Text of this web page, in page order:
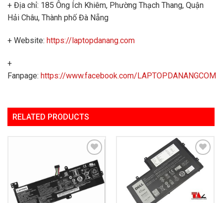
+ Địa chỉ: 185 Ông Ích Khiêm, Phường Thạch Thang, Quận
Hải Châu, Thành phố Đà Nẵng
+ Website: https://laptopdanang.com
+
Fanpage: https://www.facebook.com/LAPTOPDANANGCOM
RELATED PRODUCTS
Add to
Wishlist
Add to
Wishlist